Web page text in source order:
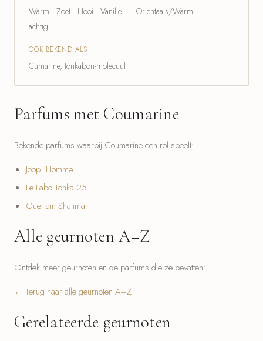
Warm · Zoet · Hooi · Vanille-
achtig
Oriëntaals/Warm
OOK BEKEND ALS
Cumarine, tonkabon-molecuul
Parfums met Coumarine
Bekende parfums waarbij Coumarine een rol speelt:
Joop! Homme
Le Labo Tonka 25
Guerlain Shalimar
Alle geurnoten A–Z
Ontdek meer geurnoten en de parfums die ze bevatten:
← Terug naar alle geurnoten A–Z
Gerelateerde geurnoten